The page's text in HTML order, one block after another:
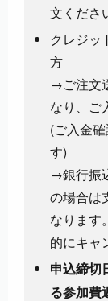
文くださ
クレジッ
方
→ご注文
なり、ご
(ご入金
す)
→銀行振
の場合は
なります
的にキャ
申込締切
る参加費